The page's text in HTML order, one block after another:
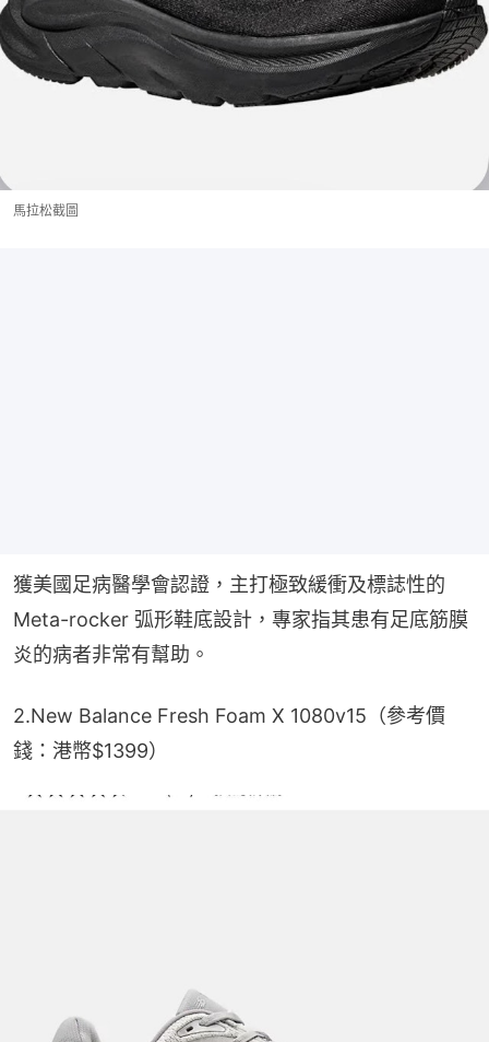
馬拉松截圖
獲美國足病醫學會認證，主打極致緩衝及標誌性的
Meta-rocker 弧形鞋底設計，專家指其患有足底筋膜
炎的病者非常有幫助。
2.New Balance Fresh Foam X 1080v15（參考價
錢：港幣$1399）